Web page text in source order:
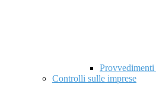
Controlli sulle imprese